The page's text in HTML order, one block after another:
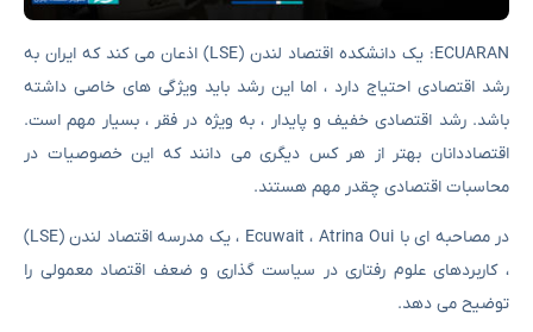
ECUARAN: یک دانشکده اقتصاد لندن (LSE) اذعان می کند که ایران به
رشد اقتصادی احتیاج دارد ، اما این رشد باید ویژگی های خاصی داشته
باشد. رشد اقتصادی خفیف و پایدار ، به ویژه در فقر ، بسیار مهم است.
اقتصاددانان بهتر از هر کس دیگری می دانند که این خصوصیات در
محاسبات اقتصادی چقدر مهم هستند.
در مصاحبه ای با Ecuwait ، Atrina Oui ، یک مدرسه اقتصاد لندن (LSE)
، کاربردهای علوم رفتاری در سیاست گذاری و ضعف اقتصاد معمولی را
توضیح می دهد.